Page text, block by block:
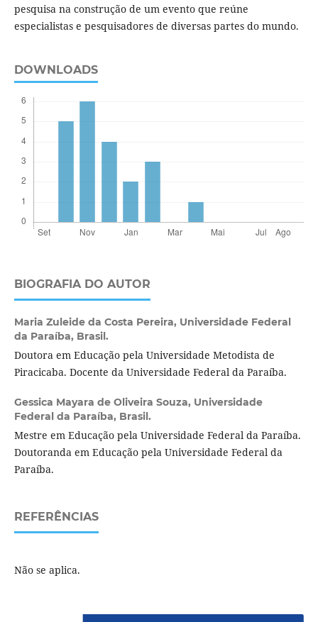
pesquisa na construção de um evento que reúne
especialistas e pesquisadores de diversas partes do mundo.
DOWNLOADS
BIOGRAFIA DO AUTOR
Maria Zuleide da Costa Pereira, Universidade Federal
da Paraíba, Brasil.
Doutora em Educação pela Universidade Metodista de
Piracicaba. Docente da Universidade Federal da Paraíba.
Gessica Mayara de Oliveira Souza, Universidade
Federal da Paraíba, Brasil.
Mestre em Educação pela Universidade Federal da Paraíba.
Doutoranda em Educação pela Universidade Federal da
Paraíba.
REFERÊNCIAS
Não se aplica.